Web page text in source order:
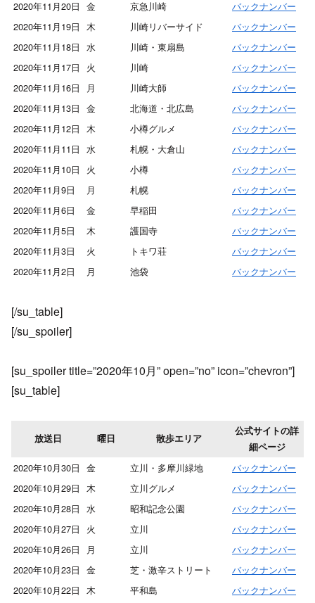
2020年11月20日 金 京急川崎
バックナンバー
2020年11月19日
木 川崎リバーサイド
バックナンバー
2020年11月18日
水 川崎・東扇島
バックナンバー
2020年11月17日
火 川崎
バックナンバー
2020年11月16日
月 川崎大師
バックナンバー
2020年11月13日 金 北海道・北広島
バックナンバー
2020年11月12日
木 小樽グルメ
バックナンバー
2020年11月11日
水 札幌・大倉山
バックナンバー
2020年11月10日
火 小樽
バックナンバー
2020年11月9日
月 札幌
バックナンバー
2020年11月6日
金 早稲田
バックナンバー
2020年11月5日
木 護国寺
バックナンバー
2020年11月3日
火 トキワ荘
バックナンバー
2020年11月2日
月 池袋 バックナンバー
[/su_table]
[/su_spoiler]
[su_spoiler title=”2020年10月” open=”no” icon=”chevron”]
[su_table]
放送日 曜日 散歩エリア
公式サイトの詳
細ページ
2020年10月30日 金 立川・多摩川緑地
バックナンバー
2020年10月29日 木 立川グルメ
バックナンバー
2020年10月28日 水 昭和記念公園
バックナンバー
2020年10月27日
火 立川
バックナンバー
2020年10月26日
月 立川
バックナンバー
2020年10月23日 金 芝・激辛ストリート
バックナンバー
2020年10月22日 木 平和島
バックナンバー